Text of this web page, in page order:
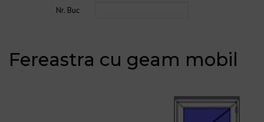
Nr. Buc
Fereastra cu geam mobil